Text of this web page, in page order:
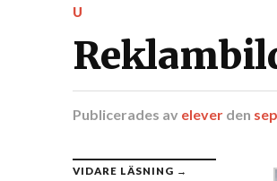
U
Publicerades av elever den
VIDARE LÄSNING →